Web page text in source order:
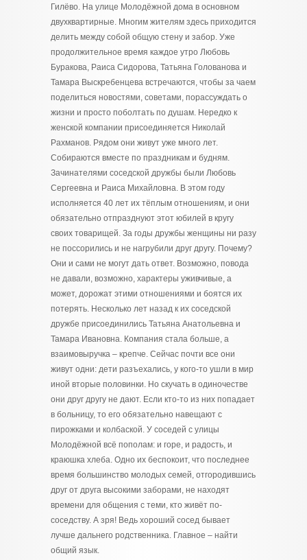
Гилёво. На улице Молодёжной дома в основном
двухквартирные. Многим жителям здесь приходится
делить между собой общую стену и забор. Уже
продолжительное время каждое утро Любовь
Буракова, Раиса Сидорова, Татьяна Голованова и
Тамара Выскребенцева встречаются, чтобы за чаем
поделиться новостями, советами, порассуждать о
жизни и просто поболтать по душам. Нередко к
женской компании присоединяется Николай
Рахманов. Рядом они живут уже много лет.
Собираются вместе по праздникам и будням.
Зачинателями соседской дружбы были Любовь
Сергеевна и Раиса Михайловна. В этом году
исполняется 40 лет их тёплым отношениям, и они
обязательно отпразднуют этот юбилей в кругу
своих товарищей. За годы дружбы женщины ни разу
не поссорились и не нагрубили друг другу. Почему?
Они и сами не могут дать ответ. Возможно, повода
не давали, возможно, характеры уживчивые, а
может, дорожат этими отношениями и боятся их
потерять. Несколько лет назад к их соседской
дружбе присоединились Татьяна Анатольевна и
Тамара Ивановна. Компания стала больше, а
взаимовыручка – крепче. Сейчас почти все они
живут одни: дети разъехались, у кого-то ушли в мир
иной вторые половинки. Но скучать в одиночестве
они друг другу не дают. Если кто-то из них попадает
в больницу, то его обязательно навещают с
пирожками и колбаской. У соседей с улицы
Молодёжной всё пополам: и горе, и радость, и
краюшка хлеба. Одно их беспокоит, что последнее
время большинство молодых семей, отгородившись
друг от друга высокими заборами, не находят
времени для общения с теми, кто живёт по-
соседству. А зря! Ведь хороший сосед бывает
лучше дальнего родственника. Главное – найти
общий язык.